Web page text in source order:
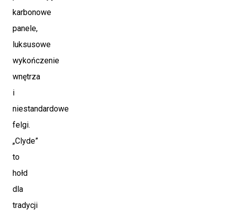
karbonowe
panele,
luksusowe
wykończenie
wnętrza
i
niestandardowe
felgi.
„Clyde”
to
hołd
dla
tradycji